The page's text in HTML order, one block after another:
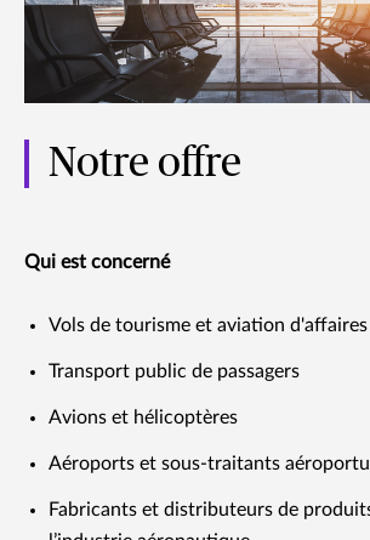
Notre offre
Qui est concerné
Vols de tourisme et aviation d'affaires
Transport public de passagers
Avions et hélicoptères
Aéroports et sous-traitants
Fabricants et distributeurs de